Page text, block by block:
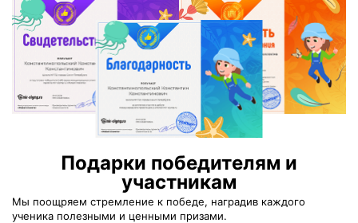
Подарки победителям и
участникам
Мы поощряем стремление к победе, наградив каждого
ученика полезными и ценными призами.